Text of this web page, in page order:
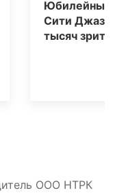
Юбилейный
Сити Джаз»
тысяч
ООО НТРК